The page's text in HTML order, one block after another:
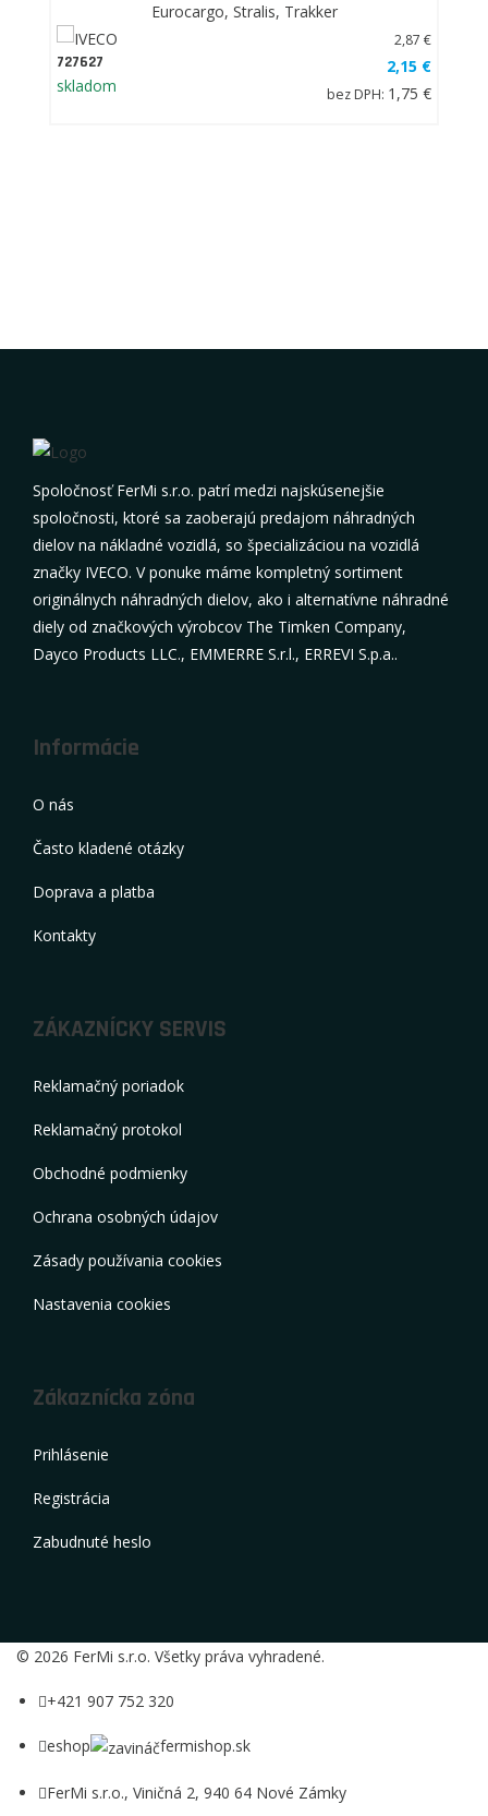
Eurocargo, Stralis, Trakker
727627
skladom
2,87 €
2,15 €
bez DPH: 1,75 €
Spoločnosť FerMi s.r.o. patrí medzi najskúsenejšie
spoločnosti, ktoré sa zaoberajú predajom náhradných
dielov na nákladné vozidlá, so špecializáciou na vozidlá
značky IVECO. V ponuke máme kompletný sortiment
originálnych náhradných dielov, ako i alternatívne náhradné
diely od značkových výrobcov The Timken Company,
Dayco Products LLC., EMMERRE S.r.l., ERREVI S.p.a..
Informácie
O nás
Často kladené otázky
Doprava a platba
Kontakty
ZÁKAZNÍCKY SERVIS
Reklamačný poriadok
Reklamačný protokol
Obchodné podmienky
Ochrana osobných údajov
Zásady používania cookies
Nastavenia cookies
Zákaznícka zóna
Prihlásenie
Registrácia
Zabudnuté heslo
© 2026 FerMi s.r.o. Všetky práva vyhradené.
+421 907 752 320
eshop fermishop.sk
FerMi s.r.o., Viničná 2, 940 64 Nové Zámky